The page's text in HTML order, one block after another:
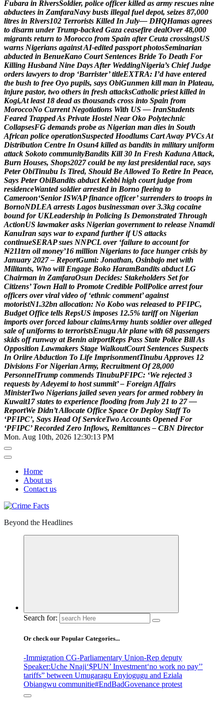
Fubara in RiversSoldier, police officer killed as army rescues nine
abductees in ZamfaraNavy busts illegal fuel depot, seizes 87,000
litres in Rivers102 Terrorists Killed In July— DHQHamas agrees
to disarm under Trump-backed Gaza ceasefire dealOver 48,000
migrants return to Morocco from Spain after Ceuta crossingsUS
warns Nigerians againstAI-edited passport photosSeminarian
abducted in BenueKano Court Sentences Bride To Death For
Killing Husband Nine DaysAfter WeddingNigeria’s Chief Judge
orders lawyers to drop ‘Barrister’ titleEXTRA: I’d have entered
the bush to free Oyo pupils, says ObiGunmen kill man in Plateau,
injure pastor, two others in fresh attacksCatholic priest killed in
Kogi,At least 18 dead as thousands cross into Spain from
MoroccoNo Current Negotiations With US — IranStudents
Feared TrappedAs Private Hostel Near Oko Polytechnic
CollapsesFG demands probe as Nigerian man dies in South
African police operationSuspected Hoodlums CartAway PVCsAt
Distribution Centre In Osun4 killed as bandits in military uniform
attack Sokoto communityBandits Kill 30 In Fresh KadunaAttack,
Burn Houses, Shops2027 could be my last presidential race, says
Peter ObiTinubu Is Tired, Should BeAllowed To Retire In Peace,
Says Peter ObiBandits abduct Kebbi high court judge from
residenceWanted soldier arrested in Borno fleeing to
Cameroon‘Senior ISWAP finance officer’ surrenders to troops in
BornoNDLEA arrests Lagos businessman over 3.3kg cocaine
bound for UKLeadership in Policing Is Demonstrated Through
ActionUS lawmaker asks Nigerian government to release Nnamdi
KanuIran says war to expand further if US attacks
continueSERAP sues NNPCL over ‘failure to account for
₦211trn oil money’16 million Nigerians to face hunger crisis by
January 2027 – ReportGumi: Jonathan, Osinbajo met with
Militants, Who will Engage Boko HaramBandits abduct LG
Chairman in ZamfaraOsun Decides: Stakeholders Set for
Citizens’ Town Hall to Promote Credible PollPolice arrest four
officers over viral video of ‘ethnic comment’ against
motoristN1.32bn allocation: No Kobo was released to PFIPC,
Budget Office tells RepsUS imposes 12.5% tariff on Nigerian
imports over forced labour claimsArmy hunts soldier over alleged
sale of uniforms to terroristsEnuguAir plane with 68 passengers
skids off runway at Benin airportReps Pass State Police BillAs
Opposition Lawmakers Stage WalkoutCourt Sentences Suspects
In OriireAbduction To Life ImprisonmentTinubuApproves 12
Divisions For Nigerian Army, Recruitment Of 28,000
PersonnelTrump commends TinubuPFIPC: ‘We rejected 3
requests byAdeyemi to host summit’ – Foreign Affairs
MinisterTwo Nigerians jailed seven years for armed robbery in
Kuwait17 states to experience flooding from July 21 to 27 —
ReportWe Didn’tAllocate Office Space Or Deploy Staff To
‘PFIPC’, Says Head Of ServiceTwoAccounts Opened For
‘PFIPC’ Recorded Zero Inflows, Remittances – CBN Director
Mon. Aug 10th, 2026 12:30:14 PM
Home
About us
Contact us
Beyond the Headlines
Search for:
Or check our Popular Categories...
-Immigration CG-Parliamentary Union-Rep deputy
Speaker:Uche Nnaji‘$PUN’ Investment‘no work no pay’’
tariffs” between Umugaragu Enyiogugu and Eziala
Obiangwu communitie#EndBadGovenance protest